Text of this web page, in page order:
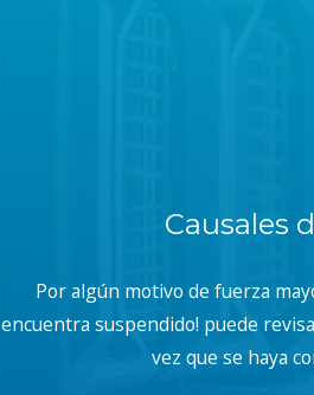
Causales
Por algún motivo de fuerza
encuentra suspendido! puede
vez que se haya